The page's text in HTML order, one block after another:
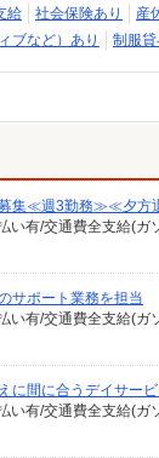
給 社会保険あり 産
ブなど）あり
制服
募集≪週3勤務≫≪夕方
有/交通費全支給(ガ
サポート業務を担当
有/交通費全支給(ガ
に間に合うデイサービ
有/交通費全支給(ガ